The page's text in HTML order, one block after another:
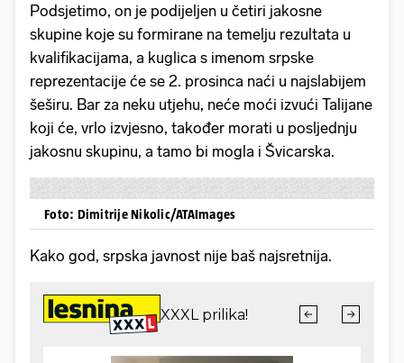
Podsjetimo, on je podijeljen u četiri jakosne
skupine koje su formirane na temelju rezultata u
kvalifikacijama, a kuglica s imenom srpske
reprezentacije će se 2. prosinca naći u najslabijem
šeširu. Bar za neku utjehu, neće moći izvući Talijane
koji će, vrlo izvjesno, također morati u posljednju
jakosnu skupinu, a tamo bi mogla i Švicarska.
Foto: Dimitrije Nikolic/ATAImages
Kako god, srpska javnost nije baš najsretnija.